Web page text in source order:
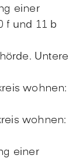
einer
f und 11 b
Untere
wohnen:
wohnen:
einer